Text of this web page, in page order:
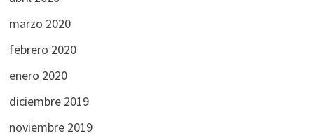
marzo 2020
febrero 2020
enero 2020
diciembre 2019
noviembre 2019